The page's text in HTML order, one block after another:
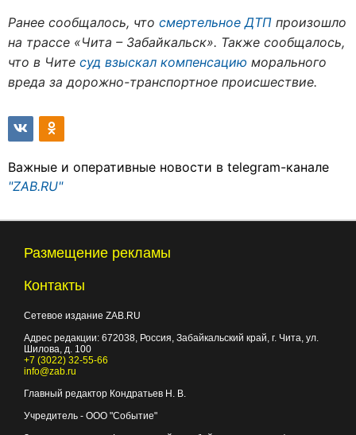
Ранее сообщалось, что смертельное ДТП произошло
на трассе «Чита – Забайкальск». Также сообщалось,
что в Чите суд взыскал компенсацию морального
вреда за дорожно-транспортное происшествие.
Важные и оперативные новости в telegram-канале
"ZAB.RU"
Размещение рекламы
Контакты
Сетевое издание ZAB.RU
Адрес редакции: 672038 , Россия, Забайкальский край, г. Чита ул.
Шилова, д. 100
+7 (3022) 32-55-66
info@zab.ru
Главный редактор Кондратьев Н. В.
Учредитель - ООО "Событие"